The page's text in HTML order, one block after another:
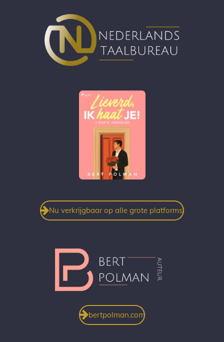
Nu verkrijgbaar op alle grote platforms!
bertpolman.com